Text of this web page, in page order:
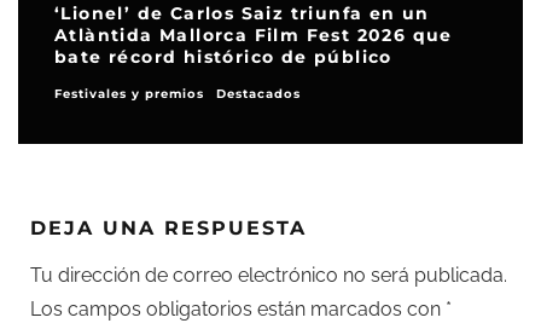
‘Lionel’ de Carlos Saiz triunfa en un
Atlàntida Mallorca Film Fest 2026 que
bate récord histórico de público
Festivales y premios Destacados
DEJA UNA RESPUESTA
Tu dirección de correo electrónico no será publicada.
Los campos obligatorios están marcados con *